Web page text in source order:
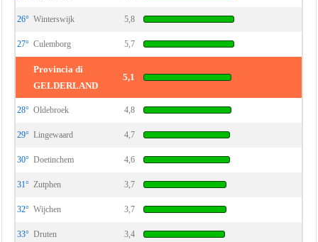
26° Winterswijk 5,8
27° Culemborg 5,7
Provincia di
GELDERLAND
5,1
28° Oldebroek 4,8
29° Lingewaard 4,7
30° Doetinchem 4,6
31° Zutphen 3,7
32° Wijchen 3,7
33° Druten 3,4